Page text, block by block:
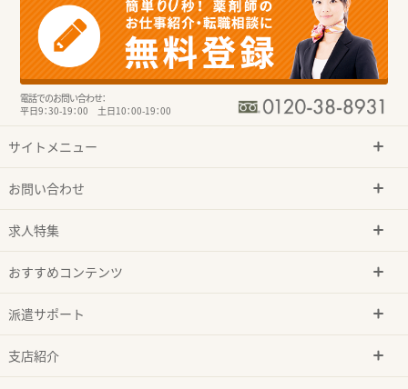
電話でのお問い合わせ：
平日9：30-19：00 土日10：00-19：00
サイトメニュー
お問い合わせ
求人特集
おすすめコンテンツ
派遣サポート
支店紹介